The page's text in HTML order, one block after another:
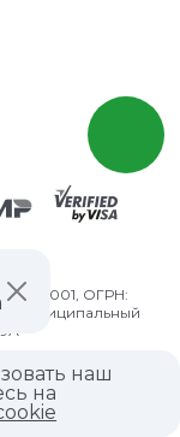
ОГРН:
г. Муниципальный
наш
на